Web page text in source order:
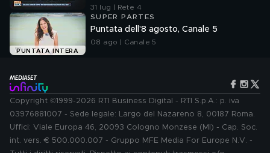
cose"
31 lug | Rete 4
PUNTATA INTERA
SUPER PARTES
Puntata dell'8 agosto, Canale 5
08 ago | Canale 5
Copyright ©1999-2026 RTI Business Digital - RTI S.p.A.: p. iva
03976881007 - Sede legale: Largo del Nazareno 8, 00187 Roma.
Uffici: Viale Europa 46, 20093 Cologno Monzese (MI) - Cap. Soc.
int. vers. € 500.000.007 - Gruppo MFE Media For Europe N.V. -